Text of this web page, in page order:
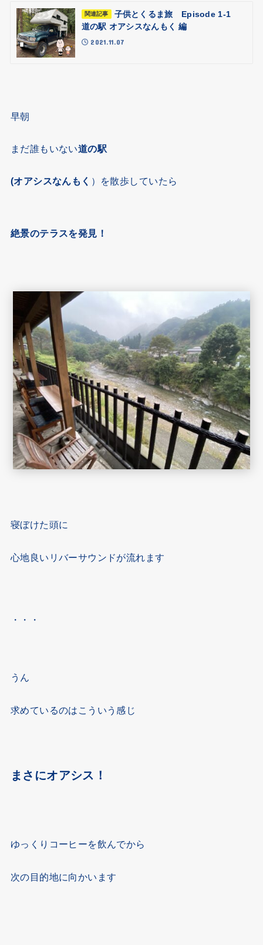
関連記事
子供とくるま旅 Episode 1-1
道の駅 オアシスなんもく 編
2021.11.07
早朝
まだ誰もいない道の駅
(オアシスなんもく ）を散歩していたら
絶景のテラスを発見！
寝ぼけた頭に
心地良いリバーサウンドが流れます
・・・
うん
求めているのはこういう感じ
まさにオアシス！
ゆっくりコーヒーを飲んでから
次の目的地に向かいます